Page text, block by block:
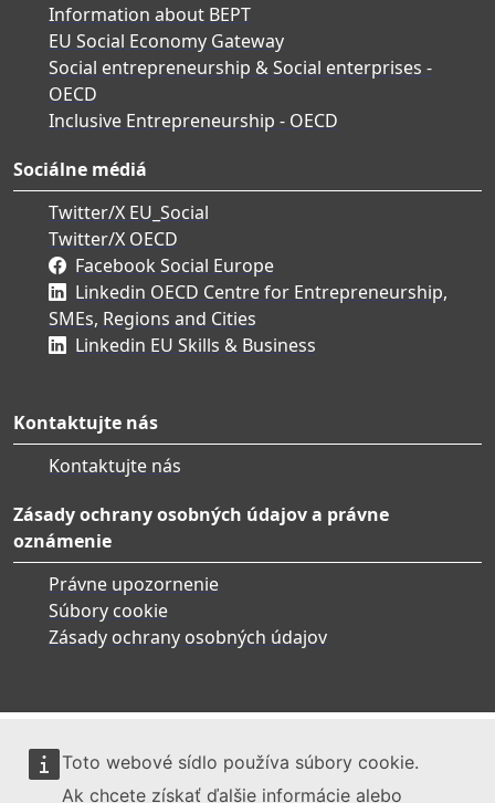
Toto webové sídlo používa súbory cookie.
Ak chcete získať ďalšie informácie alebo
Information about BEPT
EU Social Economy Gateway
Social entrepreneurship & Social enterprises -
OECD
Inclusive Entrepreneurship - OECD
Sociálne médiá
Twitter/X EU_Social
Twitter/X OECD
Facebook Social Europe
Linkedin OECD Centre for Entrepreneurship,
SMEs, Regions and Cities
Linkedin EU Skills & Business
Kontaktujte nás
Kontaktujte nás
Zásady ochrany osobných údajov a právne
oznámenie
Právne upozornenie
Súbory cookie
Zásady ochrany osobných údajov